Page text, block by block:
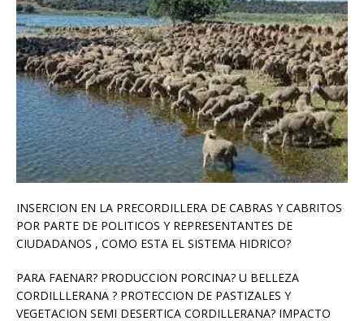
INSERCION EN LA PRECORDILLERA DE CABRAS Y CABRITOS
POR PARTE DE POLITICOS Y REPRESENTANTES DE
CIUDADANOS , COMO ESTA EL SISTEMA HIDRICO?
PARA FAENAR? PRODUCCION PORCINA? U BELLEZA
CORDILLLERANA ? PROTECCION DE PASTIZALES Y
VEGETACION SEMI DESERTICA CORDILLERANA? IMPACTO